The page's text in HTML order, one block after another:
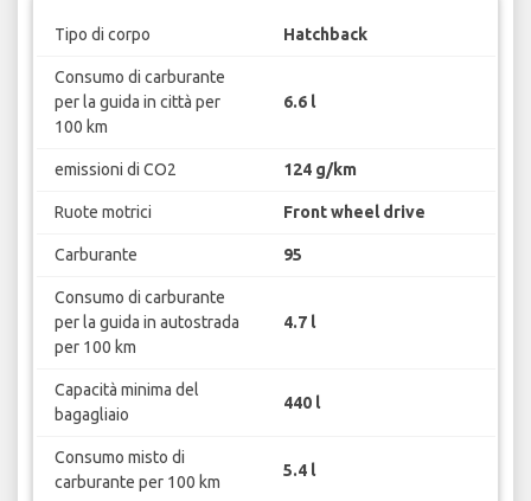
Tipo di corpo Hatchback
Consumo di carburante
per la guida in città per
100 km
6.6 l
emissioni di CO2 124 g/km
Ruote motrici Front wheel drive
Carburante 95
Consumo di carburante
per la guida in autostrada
per 100 km
4.7 l
Capacità minima del
bagagliaio
440 l
Consumo misto di
carburante per 100 km
5.4 l